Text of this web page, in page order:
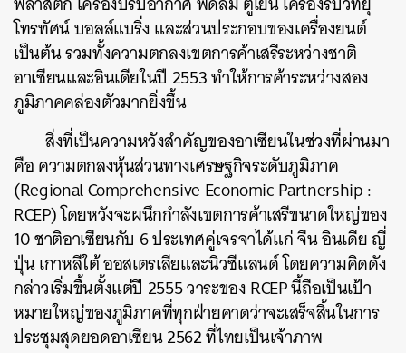
โทรทัศน์ บอลล์แบริ่ง และส่วนประกอบของเครื่องยนต์
เป็นต้นรวมทั้งความตกลงเขตการค้าเสรีระหว่างชาติ
อาเซียนและอินเดียในปี 2553 ทำให้การค้าระหว่างสอง
ภูมิภาคคล่องตัวมากยิ่งขึ้น
สิ่งที่เป็นความหวังสำคัญของอาเซียนในช่วงที่ผ่านมา
คือ ความตกลงหุ้นส่วนทางเศรษฐกิจระดับภูมิภาค
(Regional Comprehensive Economic Partnership :
RCEP) โดยหวังจะผนึกกำลังเขตการค้าเสรีขนาดใหญ่ของ
10 ชาติอาเซียนกับ 6 ประเทศคู่เจรจาได้แก่ จีน อินเดีย ญี่
ปุ่น เกาหลีใต้ ออสเตรเลียและนิวซีแลนด์ โดยความคิดดัง
กล่าวเริ่มขึ้นตั้งแต่ปี 2555 วาระของ RCEP นี้ถือเป็นเป้า
หมายใหญ่ของภูมิภาคที่ทุกฝ่ายคาดว่าจะเสร็จสิ้นในการ
ประชุมสุดยอดอาเซียน 2562 ที่ไทยเป็นเจ้าภาพ